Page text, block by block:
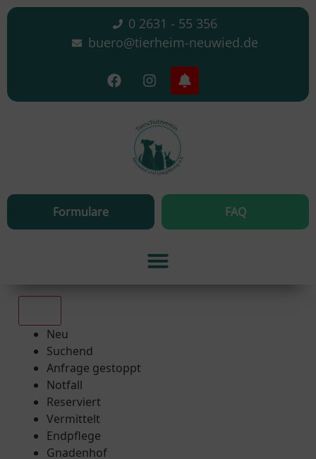
0 2631 - 55 356
buero@tierheim-neuwied.de
Formulare FAQ
Neu
Suchend
Anfrage gestoppt
Notfall
Reserviert
Vermittelt
Endpflege
Gnadenhof